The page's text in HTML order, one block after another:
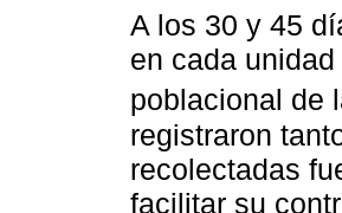
A los 30 y 45
en cada
poblacional de
registraron
recolectadas
facilitar su